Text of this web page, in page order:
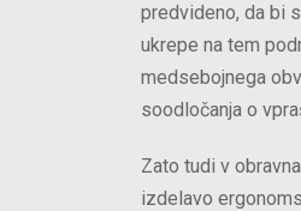
predvideno, da bi
ukrepe na tem
medsebojnega
soodločanja o
Zato tudi v
izdelavo